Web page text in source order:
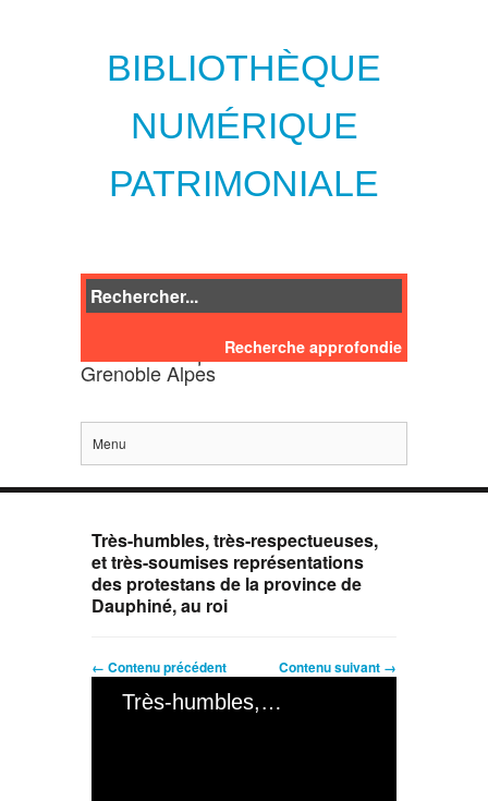
BIBLIOTHÈQUE
NUMÉRIQUE
PATRIMONIALE
des bibliothèques de l'Université
Grenoble Alpes
Recherche approfondie
Menu
Très-humbles, très-respectueuses,
et très-soumises représentations
des protestans de la province de
Dauphiné, au roi
← Contenu précédent Contenu suivant →